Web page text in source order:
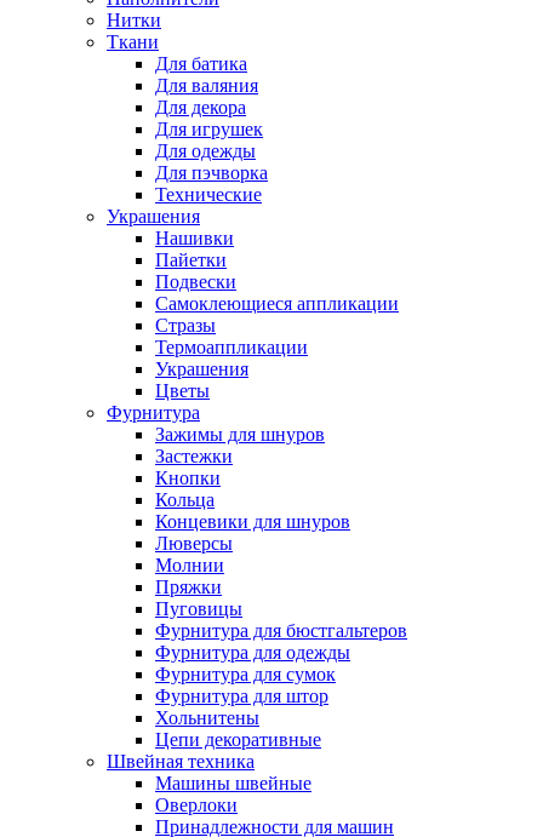
Нитки
Ткани
Для батика
Для валяния
Для декора
Для игрушек
Для одежды
Для пэчворка
Технические
Украшения
Нашивки
Пайетки
Подвески
Самоклеющиеся аппликации
Стразы
Термоаппликации
Украшения
Цветы
Фурнитура
Зажимы для шнуров
Застежки
Кнопки
Кольца
Концевики для шнуров
Люверсы
Молнии
Пряжки
Пуговицы
Фурнитура для бюстгальтеров
Фурнитура для одежды
Фурнитура для сумок
Фурнитура для штор
Хольнитены
Цепи декоративные
Швейная техника
Машины швейные
Оверлоки
Принадлежности для машин